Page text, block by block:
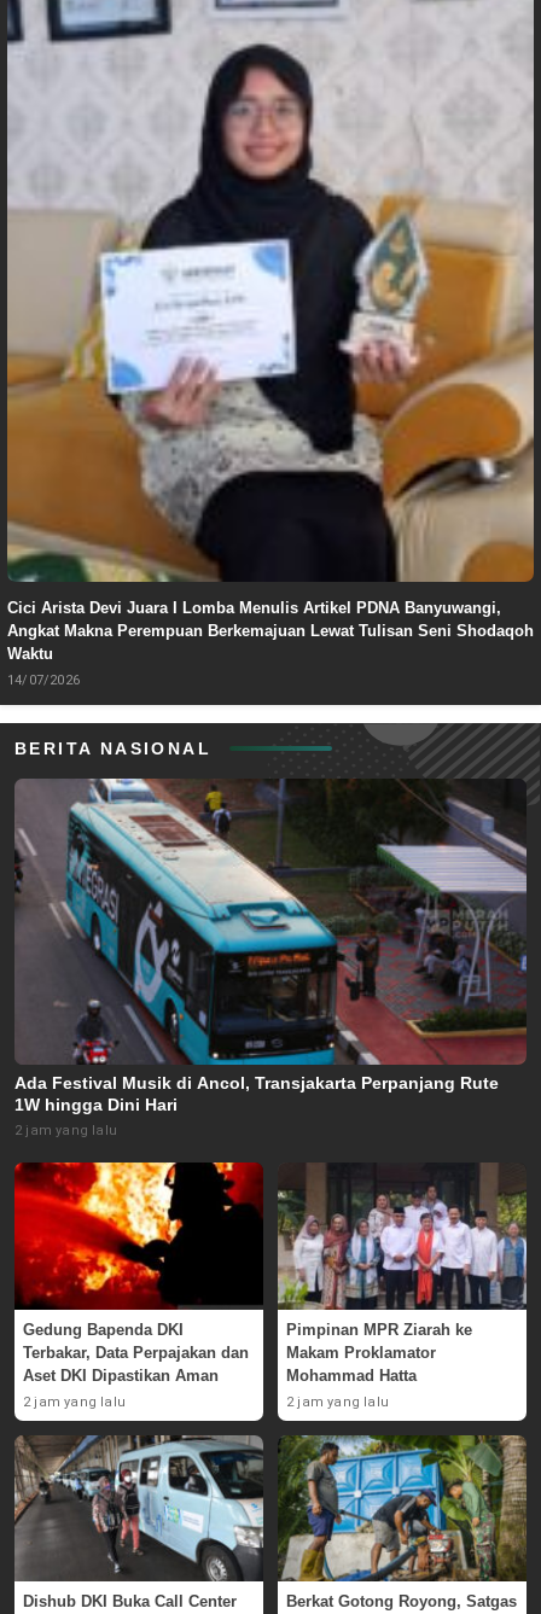
Cici Arista Devi Juara I Lomba Menulis Artikel PDNA Banyuwangi,
Angkat Makna Perempuan Berkemajuan Lewat Tulisan Seni Shodaqoh
Waktu
14/07/2026
BERITA NASIONAL
Ada Festival Musik di Ancol, Transjakarta Perpanjang Rute
1W hingga Dini Hari
2 jam yang lalu
Gedung Bapenda DKI
Terbakar, Data Perpajakan dan
Aset DKI Dipastikan Aman
2 jam yang lalu
Pimpinan MPR Ziarah ke
Makam Proklamator
Mohammad Hatta
2 jam yang lalu
Dishub DKI Buka Call Center
Berkat Gotong Royong, Satgas